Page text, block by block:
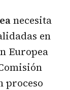
necesita
en
Europea
proceso